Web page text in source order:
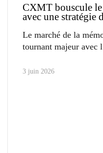
CXMT bouscule
avec une stratégie
Le marché de la
tournant majeur avec
3 juin 2026